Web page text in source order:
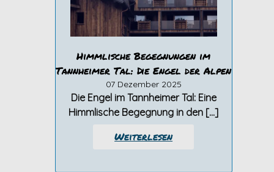
Himmlische Begegnungen im
Tannheimer Tal: Die Engel der Alpen
07 Dezember 2025
Die Engel im Tannheimer Tal: Eine
Himmlische Begegnung in den […]
Weiterlesen